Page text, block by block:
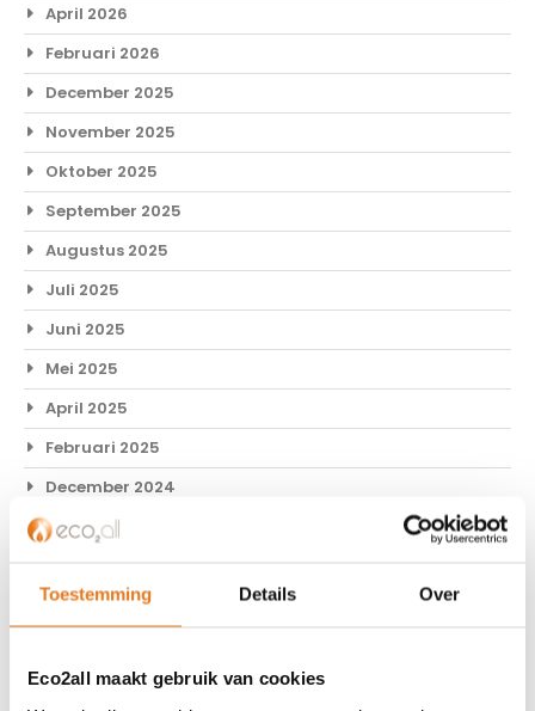
Toestemming Details Over
Eco2all maakt gebruik van cookies
April 2026
Februari 2026
December 2025
November 2025
Oktober 2025
September 2025
Augustus 2025
Juli 2025
Juni 2025
Mei 2025
April 2025
Februari 2025
December 2024
November 2024
September 2024
Juli 2024